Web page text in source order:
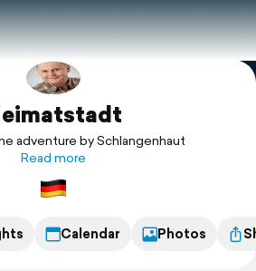
adventure by Schlangenhaut
Read more
Calendar Photos